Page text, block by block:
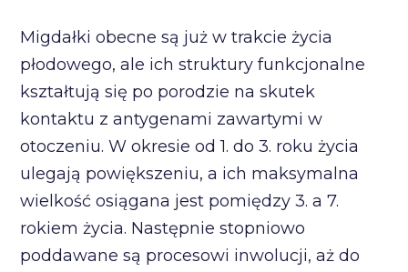
Migdałki obecne są już w trakcie życia
płodowego, ale ich struktury funkcjonalne
kształtują się po porodzie na skutek
kontaktu z antygenami zawartymi w
otoczeniu. W okresie od 1. do 3. roku życia
ulegają powiększeniu, a ich maksymalna
wielkość osiągana jest pomiędzy 3. a 7.
rokiem życia. Następnie stopniowo
poddawane są procesowi inwolucji, aż do